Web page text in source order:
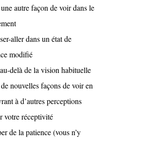
autre façon de voir dans le
aller dans un état de
modifié
delà de la vision habituelle
nouvelles façons de voir en
à d’autres perceptions
votre réceptivité
de la patience (vous n’y